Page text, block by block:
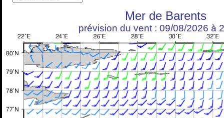
Mer de Barents
prévision du vent : 09/08/2026 à